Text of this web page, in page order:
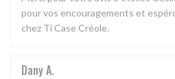
pour vos encouragements et
chez Ti Case Créole.
DanyA